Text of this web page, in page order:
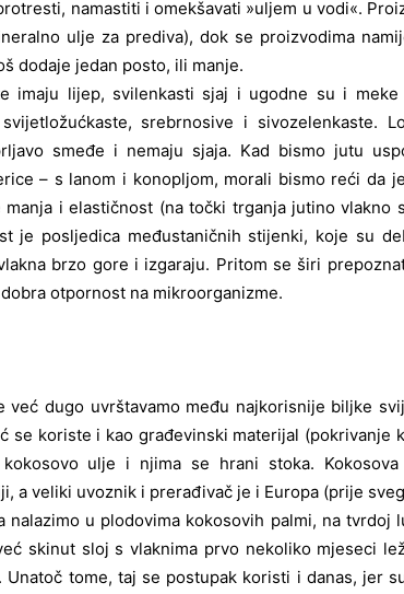
namastiti i omekšavati »uljem u vodi«.
ulje za prediva), dok se proizvodima
dodaje jedan posto, ili manje.
imaju lijep, svilenkasti sjaj i ugodne su i
srebrnosive i sivozelenkaste.
smeđe i nemaju sjaja. Kad bismo jutu
– s lanom i konopljom, morali bismo reći da
i elastičnost (na točki trganja jutino vlakno
je posljedica međustaničnih stijenki, koje su
brzo gore i izgaraju. Pritom se širi
otpornost na mikroorganizme.
već dugo uvrštavamo među najkorisnije biljke
se koriste i kao građevinski materijal (pokrivanje
ulje i njima se hrani stoka.
a veliki uvoznik i prerađivač je i Europa (prije
nalazimo u plodovima kokosovih palmi, na tvrdoj
skinut sloj s vlaknima prvo nekoliko mjeseci
Unatoč tome, taj se postupak koristi i danas, jer